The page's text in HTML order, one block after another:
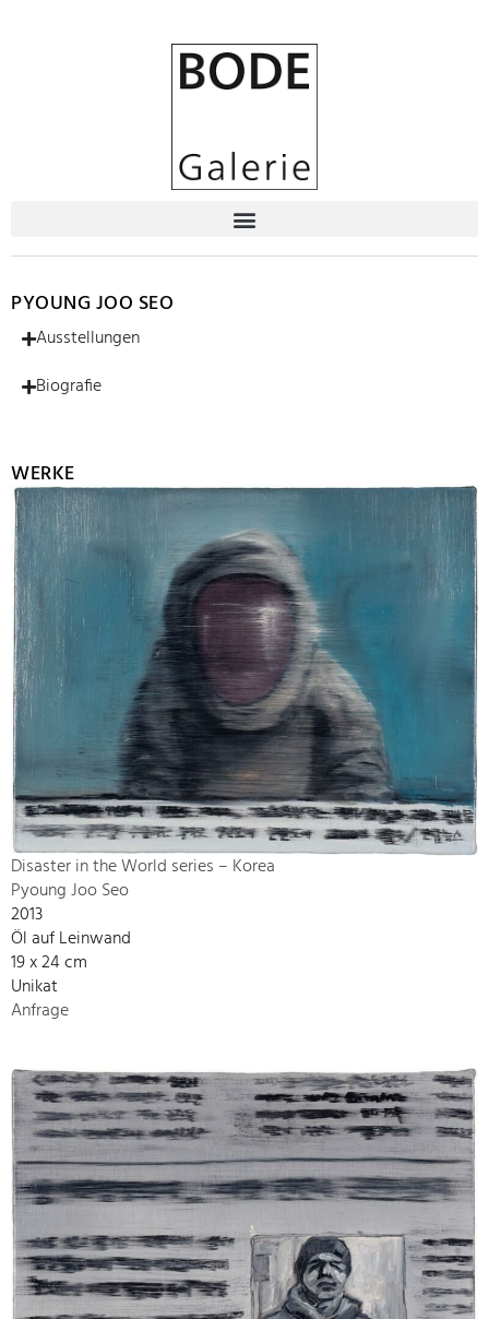
PYOUNG JOO SEO
Ausstellungen
Biografie
WERKE
Disaster in the World series – Korea
Pyoung Joo Seo
2013
Öl auf Leinwand
19 x 24 cm
Unikat
Anfrage